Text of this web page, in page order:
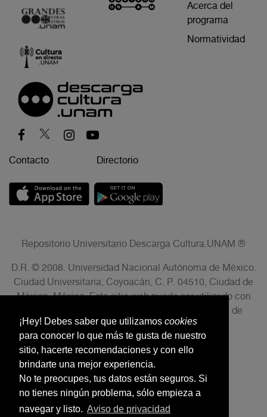
¡Hey! Debes saber que utilizamos cookies
para conocer lo que más te gusta de nuestro
sitio, hacerte recomendaciones y con ello
brindarte una mejor experiencia.
No te preocupes, tus datos están seguros. Si
no tienes ningún problema, sólo empieza a
navegar y listo. Aviso de privacidad
Acerca del
programa
Normatividad
Contacto Directorio
Repositorio Universitario Descarga Cultura.UNAM ®
D.R. © 2008. Universidad Nacional Autónoma de México.
Ciudad Universitaria, Coyoacán, C. P. 04510, Ciudad de
México, México. Este sitio web puede ser utilizado con
fines no lucrativos siempre que se cite la fuente de
conformidad con el AVISO LEGAL.